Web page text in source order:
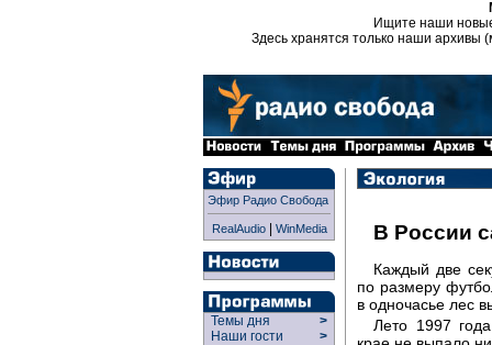
Ищите наши
Здесь хранятся только наши архивы
Эфир Радио Свобода
RealAudio| WinMedia
Темы дня
>
Наши гости
>
В России
Каждый две
по размеру
в одночасье лес
Лето 1997